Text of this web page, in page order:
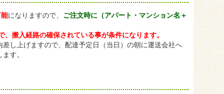
になりますので、 ご注文時に（アパート・マンション名＋
搬入経路の確保されている事が条件になります。
し上げますので、配達予定日（当日）の朝に運送会社へ
す。